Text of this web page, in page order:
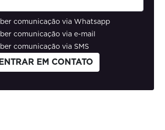
comunicação via Whatsapp
comunicação via e-mail
comunicação via SMS
EM CONTATO